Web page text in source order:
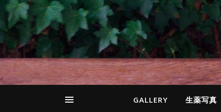
GALLERY 生薬写真